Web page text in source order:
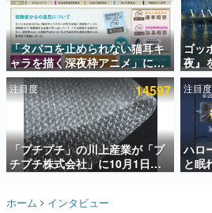
ゲームの企画書
名作ゲームクリエイターの
聞きし、ヒットする企画（
きます。
赫本
この物語を解いてはいけな
の形をした短編ホラー小説集
新世代に訊く
これからのデジタルゲーム
の姿を追い、彼らのルーツ
ゲーム世代の作家たち
「タバコを止められない猫耳キ
ャラを描く深夜枠アニメ」に視
聴者の一部から批判意見。違法
薬物の使用と思しき描写も含め
て、BPOが議論を交わす
ゴッ
夜』
ッグ
り2
注目度 14597
「プチプチ」の川上産業が「プ
チプチ株式会社」に10月1日よ
り社名変更へ。創業58年で初め
なじみの緩衝材が会社の名前に
注目度
ハロ
と眠
『ゆ
ホーム インタビュー